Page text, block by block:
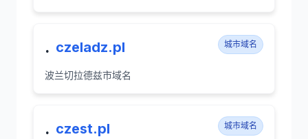
. czeladz.pl 城市域名
波兰切拉德兹市域名
. czest.pl 城市域名